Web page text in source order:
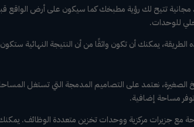
تتيح لك رؤية مطبخك كما سيكون على أرض الواقع
للوحدات.
يمكنك أن تكون واثقًا من أن النتيجة النهائية
نعتمد على التصاميم المدمجة التي تستغل
توفر مساحة إضافية.
مع جزيرات مركزية ووحدات تخزين متعددة الوظائف.